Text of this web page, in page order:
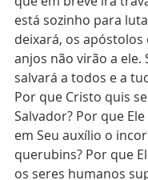
está sozinho para
deixará, os apóstolos
anjos não virão a ele.
salvará a todos e a
Por que Cristo quis
Salvador? Por que
em Seu auxílio o
querubins? Por que
os seres humanos